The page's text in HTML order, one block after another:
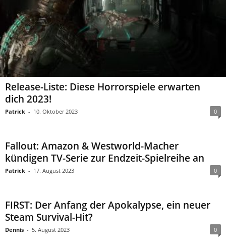
Release-Liste: Diese Horrorspiele erwarten
dich 2023!
Patrick - 10. Oktober 2023 0
Fallout: Amazon & Westworld-Macher
kündigen TV-Serie zur Endzeit-Spielreihe an
Patrick - 17. August 2023 0
FIRST: Der Anfang der Apokalypse, ein neuer
Steam Survival-Hit?
Dennis - 5. August 2023 0